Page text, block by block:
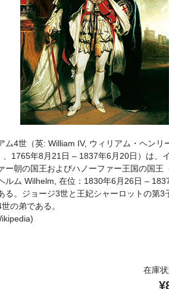
ム4世（英: William IV, ウィリアム・ヘンリ
、1765年8月21日 – 1837年6月20日）は、
ー朝の国王およびハノーファー王国の国王
ルム Wilhelm, 在位：1830年6月26日 –
る。ジョージ3世と王妃シャーロットの第3
の弟である。
在庫